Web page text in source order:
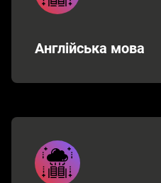
Англійська мова